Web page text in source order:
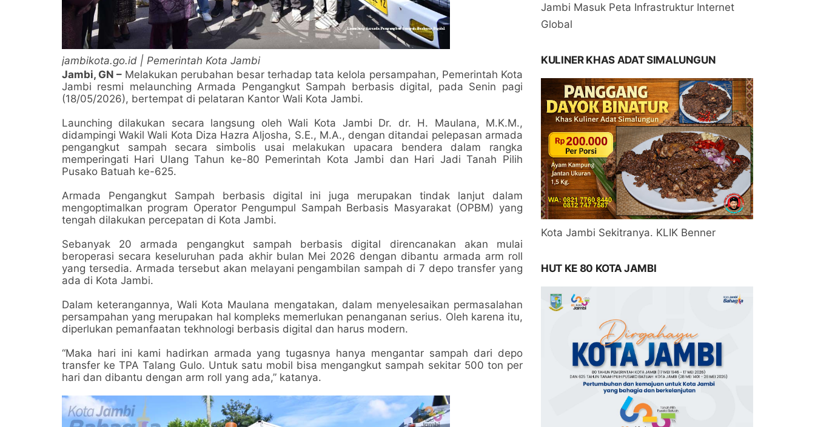
jambikota.go.id | Pemerintah Kota Jambi
Jambi, GN – Melakukan perubahan besar terhadap tata kelola persampahan, Pemerintah Kota
Jambi resmi melaunching Armada Pengangkut Sampah berbasis digital, pada Senin pagi
(18/05/2026), bertempat di pelataran Kantor Wali Kota Jambi.
Launching dilakukan secara langsung oleh Wali Kota Jambi Dr. dr. H. Maulana, M.K.M.,
didampingi Wakil Wali Kota Diza Hazra Aljosha, S.E., M.A., dengan ditandai pelepasan armada
pengangkut sampah secara simbolis usai melakukan upacara bendera dalam rangka
memperingati Hari Ulang Tahun ke-80 Pemerintah Kota Jambi dan Hari Jadi Tanah Pilih
Pusako Batuah ke-625.
Armada Pengangkut Sampah berbasis digital ini juga merupakan tindak lanjut dalam
mengoptimalkan program Operator Pengumpul Sampah Berbasis Masyarakat (OPBM) yang
tengah dilakukan percepatan di Kota Jambi.
Sebanyak 20 armada pengangkut sampah berbasis digital direncanakan akan mulai
beroperasi secara keseluruhan pada akhir bulan Mei 2026 dengan dibantu armada arm roll
yang tersedia. Armada tersebut akan melayani pengambilan sampah di 7 depo transfer yang
ada di Kota Jambi.
Dalam keterangannya, Wali Kota Maulana mengatakan, dalam menyelesaikan permasalahan
persampahan yang merupakan hal kompleks memerlukan penanganan serius. Oleh karena itu,
diperlukan pemanfaatan tekhnologi berbasis digital dan harus modern.
“Maka hari ini kami hadirkan armada yang tugasnya hanya mengantar sampah dari depo
transfer ke TPA Talang Gulo. Untuk satu mobil bisa mengangkut sampah sekitar 500 ton per
hari dan dibantu dengan arm roll yang ada,” katanya.
Jambi Masuk Peta Infrastruktur Internet
Global
KULINER KHAS ADAT SIMALUNGUN
Kota Jambi Sekitranya. KLIK Benner
HUT KE 80 KOTA JAMBI